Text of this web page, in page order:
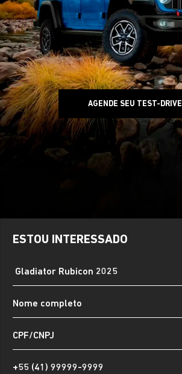
ESTOU INTERESSADO
AGENDE SEU TEST-DRIVE